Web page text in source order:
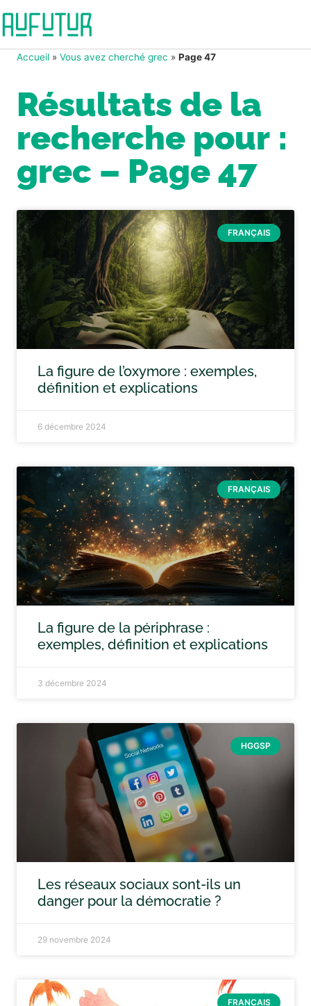
Accueil » Vous avez cherché grec » Page 47
Résultats de la
recherche pour :
grec – Page 47
FRANÇAIS
La figure de l’oxymore : exemples,
définition et explications
6 décembre 2024
FRANÇAIS
La figure de la périphrase :
exemples, définition et explications
3 décembre 2024
HGGSP
Les réseaux sociaux sont-ils un
danger pour la démocratie ?
29 novembre 2024
FRANÇAIS